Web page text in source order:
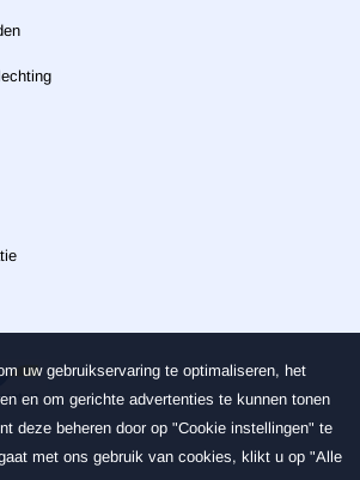
in voor de nieuwsbrief
uw gebruikservaring te optimaliseren, het
en om gerichte advertenties te kunnen tonen
deze beheren door op "Cookie instellingen" te
met ons gebruik van cookies, klikt u op "Alle